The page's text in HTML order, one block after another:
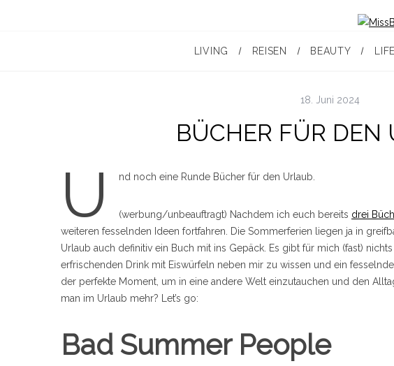
LIVING REISEN BEAUTY
18. Juni 2024
BÜCHER FÜR DEN
U nd noch eine Runde Bücher für den Urlaub.
(werbung/unbeauftragt) Nachdem ich euch bereits drei
weiteren fesselnden Ideen fortfahren. Die Sommerferien liegen ja in
Urlaub auch definitiv ein Buch mit ins Gepäck. Es gibt für mich (fast)
erfrischenden Drink mit Eiswürfeln neben mir zu wissen und ein
der perfekte Moment, um in eine andere Welt einzutauchen und den
man im Urlaub mehr? Let’s go:
Bad Summer People